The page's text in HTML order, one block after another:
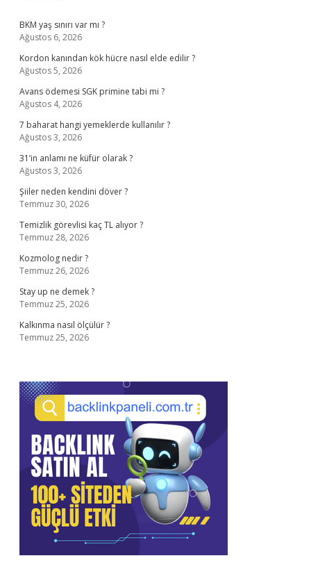
BKM yaş sınırı var mı ?
Ağustos 6, 2026
Kordon kanından kök hücre nasıl elde edilir ?
Ağustos 5, 2026
Avans ödemesi SGK primine tabi mi ?
Ağustos 4, 2026
7 baharat hangi yemeklerde kullanılır ?
Ağustos 3, 2026
31’in anlamı ne küfür olarak ?
Ağustos 3, 2026
Şiiler neden kendini döver ?
Temmuz 30, 2026
Temizlik görevlisi kaç TL alıyor ?
Temmuz 28, 2026
Kozmolog nedir ?
Temmuz 26, 2026
Stay up ne demek ?
Temmuz 25, 2026
Kalkınma nasıl ölçülür ?
Temmuz 25, 2026